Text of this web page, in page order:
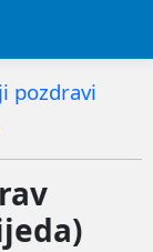
pozdravi